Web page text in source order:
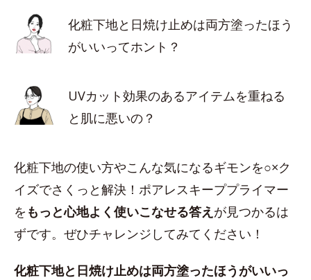
化粧下地と日焼け止めは両方塗ったほう
がいいってホント？
UVカット効果のあるアイテムを重ねる
と肌に悪いの？
化粧下地の使い方やこんな気になるギモンを○×ク
イズでさくっと解決！ポアレスキーププライマー
を もっと心地よく使いこなせる答え が見つかるは
ずです。ぜひチャレンジしてみてください！
化粧下地と日焼け止めは両方塗ったほうがいいっ